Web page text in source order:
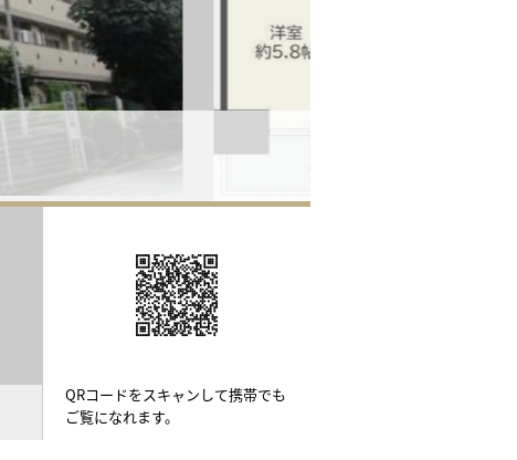
QRコードをスキャンして携帯でも
ご覧になれます。